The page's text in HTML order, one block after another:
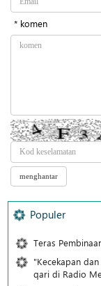
* komen
Populer
Teras
"Kecekapan
qari di Radio